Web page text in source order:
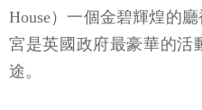
House）一個金碧輝煌的
宮是英國政府最豪華的活
途。